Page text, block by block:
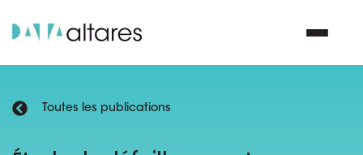
Nous contacter
Toutes les publications